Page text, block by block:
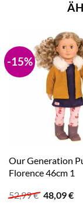
-15%
Our Generation
Florence 46cm 1
52,99€
Preis
48,09€